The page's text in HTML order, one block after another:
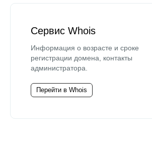
Сервис Whois
Информация о возрасте и сроке
регистрации домена, контакты
администратора.
Перейти в Whois